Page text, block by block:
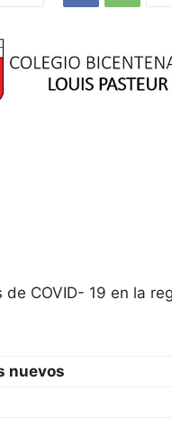
COVID- 19 en la
nuevos